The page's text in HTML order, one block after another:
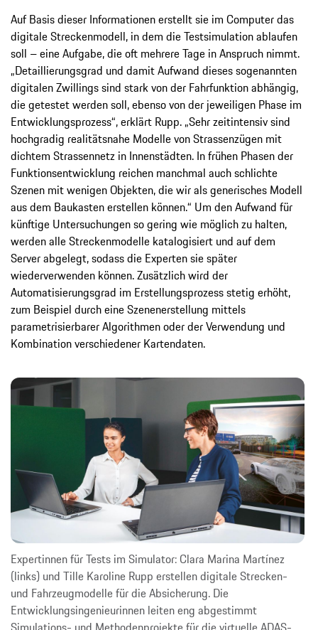
Auf Basis dieser Informationen erstellt sie im Computer das
digitale Streckenmodell, in dem die Testsimulation ablaufen
soll – eine Aufgabe, die oft mehrere Tage in Anspruch nimmt.
„Detaillierungsgrad und damit Aufwand dieses sogenannten
digitalen Zwillings sind stark von der Fahrfunktion abhängig,
die getestet werden soll, ebenso von der jeweiligen Phase im
Entwicklungsprozess“, erklärt Rupp. „Sehr zeitintensiv sind
hochgradig realitätsnahe Modelle von Strassenzügen mit
dichtem Strassennetz in Innenstädten. In frühen Phasen der
Funktionsentwicklung reichen manchmal auch schlichte
Szenen mit wenigen Objekten, die wir als generisches Modell
aus dem Baukasten erstellen können.“ Um den Aufwand für
künftige Untersuchungen so gering wie möglich zu halten,
werden alle Streckenmodelle katalogisiert und auf dem
Server abgelegt, sodass die Experten sie später
wiederverwenden können. Zusätzlich wird der
Automatisierungsgrad im Erstellungsprozess stetig erhöht,
zum Beispiel durch eine Szenenerstellung mittels
parametrisierbarer Algorithmen oder der Verwendung und
Kombination verschiedener Kartendaten.
Expertinnen für Tests im Simulator: Clara Marina Martínez
(links) und Tille Karoline Rupp erstellen digitale Strecken-
und Fahrzeugmodelle für die Absicherung. Die
Entwicklungsingenieurinnen leiten eng abgestimmt